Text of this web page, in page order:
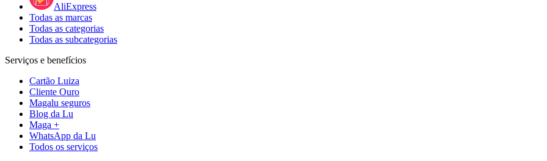
AliExpress
Todas as marcas
Todas as categorias
Todas as subcategorias
Serviços e benefícios
Cartão Luiza
Cliente Ouro
Magalu seguros
Blog da Lu
Maga +
WhatsApp da Lu
Todos os serviços